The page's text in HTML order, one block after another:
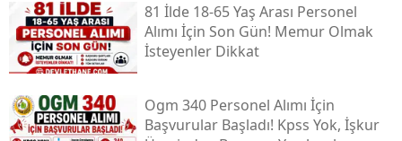
81 İlde 18-65 Yaş Arası Personel
Alımı İçin Son Gün! Memur Olmak
İsteyenler Dikkat
Ogm 340 Personel Alımı İçin
Başvurular Başladı! Kpss Yok, İşkur